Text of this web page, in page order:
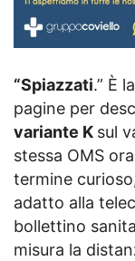
“Spiazzati.” È
pagine per
variante K sul
stessa OMS
termine
adatto alla
bollettino
misura la